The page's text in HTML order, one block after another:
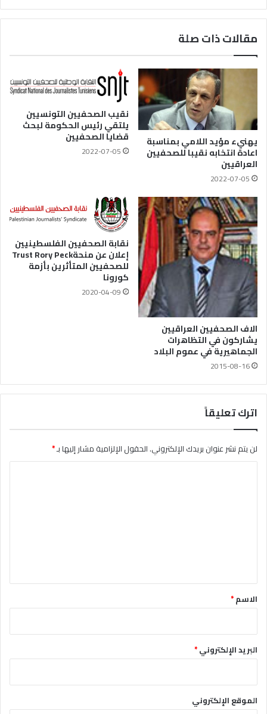
مقالات ذات صلة
يهنيء مؤيد اللامي بمناسبة
اعادة انتخابه نقيبا للصحفيين
العراقيين
2022-07-05
نقيب الصحفيين التونسيين
يلتقي رئيس الحكومة لبحث
قضايا الصحفيين
2022-07-05
الاف الصحفيين العراقيين
يشاركون في التظاهرات
الجماهيرية في عموم البلاد
2015-08-16
نقابة الصحفيين الفلسطينيين
إعلان عن منحةTrust Rory Peck
للصحفيين المتأثرين بأزمة
كورونا
2020-04-09
اترك تعليقاً
لن يتم نشر عنوان بريدك الإلكتروني.الحقول الإلزامية مشار إليها بـ*
*الاسم*
البريد الإلكتروني*
الموقع الإلكتروني